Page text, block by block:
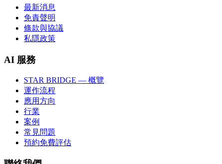
最新消息
免責聲明
條款與協議
私隱政策
AI 服務
STAR BRIDGE — 概覽
運作流程
應用方向
行業
案例
常見問題
預約免費評估